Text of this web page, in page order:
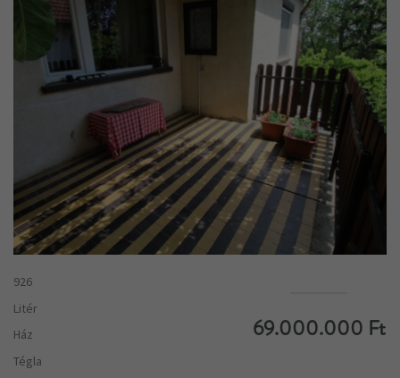
926
Litér
Ház
Tégla
69.000.000 Ft